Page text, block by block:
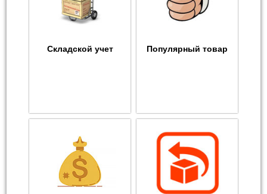
Складской учет Популярный товар